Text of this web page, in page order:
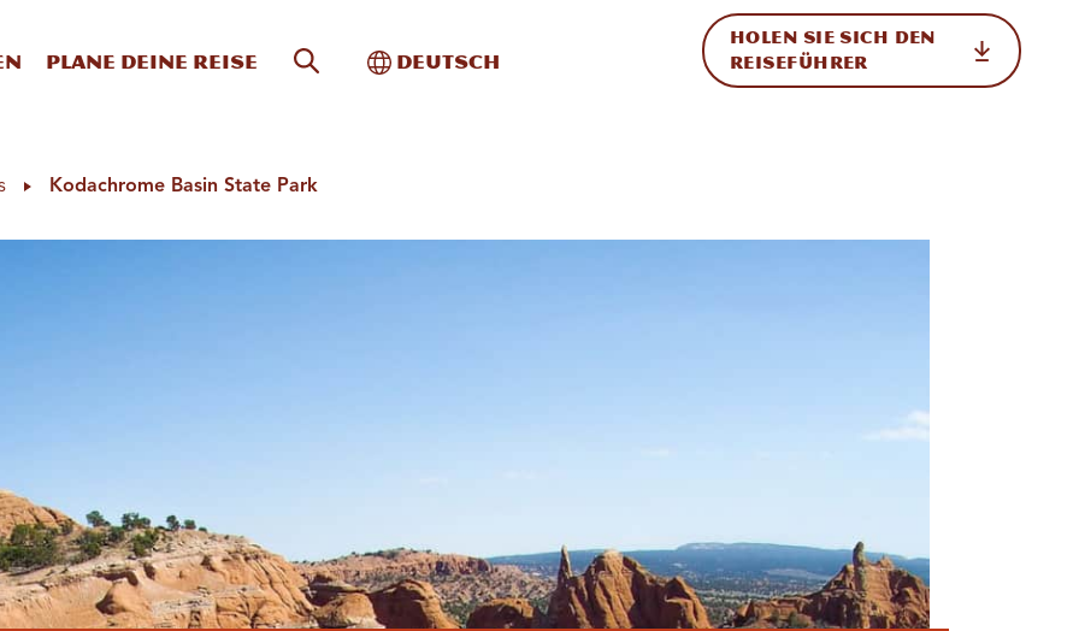
Plane deine Reise Website-Suche
Toggle International
Deutsch
HOLEN SIE SICH DEN
REISEFÜHRER
Kodachrome Basin State Park